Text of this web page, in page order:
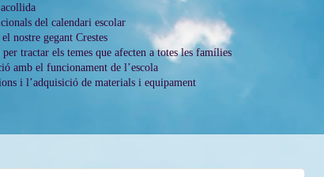
del calendari escolar
nostre gegant Crestes
tractar els temes que afecten a totes les famílies
amb el funcionament de l’escola
i l’adquisició de materials i equipament